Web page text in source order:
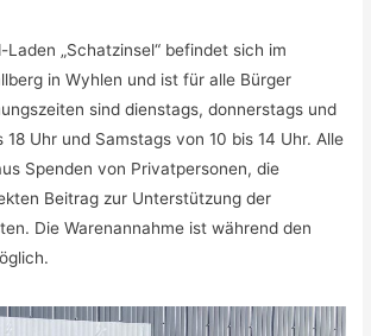
„Schatzinsel“ befindet sich im
in Wyhlen und ist für alle Bürger
sind dienstags, donnerstags und
Uhr und Samstags von 10 bis 14 Uhr. Alle
Spenden von Privatpersonen, die
Beitrag zur Unterstützung der
Die Warenannahme ist während den